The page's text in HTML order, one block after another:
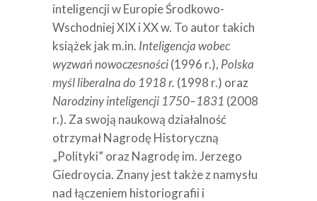
inteligencji w Europie Środkowo-
Wschodniej XIX i XX w. To autor takich
książek jak m.in. Inteligencja wobec
wyzwań nowoczesności(1996 r.), Polska
myśl liberalna do 1918 r. (1998 r.) oraz
Narodziny inteligencji 1750–1831 (2008
r.). Za swoją naukową działalność
otrzymał Nagrodę Historyczną
„Polityki” oraz Nagrodę im. Jerzego
Giedroycia. Znany jest także z namysłu
nad łączeniem historiografii i